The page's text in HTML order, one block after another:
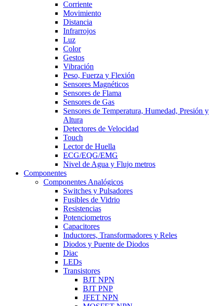
Corriente
Movimiento
Distancia
Infrarrojos
Luz
Color
Gestos
Vibración
Peso, Fuerza y Flexión
Sensores Magnéticos
Sensores de Flama
Sensores de Gas
Sensores de Temperatura, Humedad, Presión y
Altura
Detectores de Velocidad
Touch
Lector de Huella
ECG/EQG/EMG
Nivel de Agua y Flujo metros
Componentes
Componentes Analógicos
Switches y Pulsadores
Fusibles de Vidrio
Resistencias
Potenciometros
Capacitores
Inductores, Transformadores y Reles
Diodos y Puente de Diodos
Diac
LEDs
Transistores
BJT NPN
BJT PNP
JFET NPN